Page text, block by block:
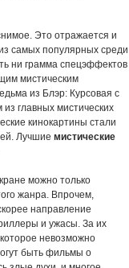
Это отражается и
самых популярных среди
ни грамма спецэффектов
мистическим
из Блэр: Курсовая с
главных мистических
кинокартины стали
Лучшие мистические
можно только
жанра. Впрочем,
направление
и ужасы. За их
невозможно
быть фильмы о